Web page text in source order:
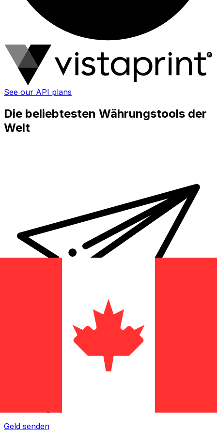
See our API plans
Die beliebtesten Währungstools der
Welt
XE Internationaler Geldtransfer
Geld senden